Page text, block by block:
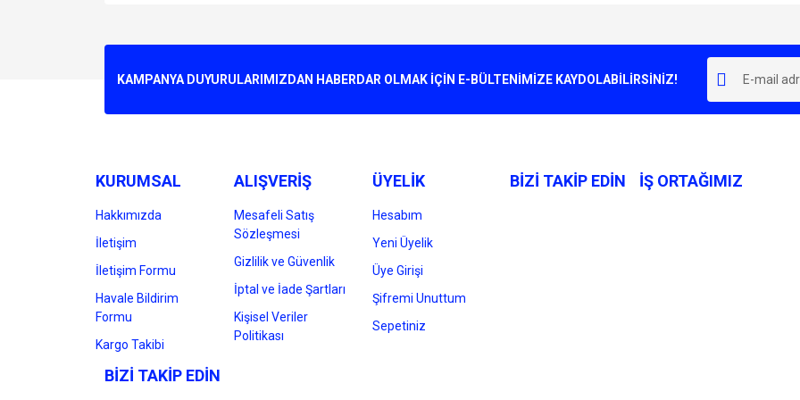
Ürün resmi kalitesiz, bozuk veya görüntülenemiyor.
Bu ürüne benzer farklı alternatifler olmalı.
KAMPANYA DUYURULARIMIZDAN HABERDAR OLMAK İÇİN E-BÜLTENİMİZE KAYDOLABİLİRSİNİZ!
KURUMSAL
Hakkımızda
İletişim
İletişim Formu
Havale Bildirim
Formu
Kargo Takibi
ALIŞVERİŞ
Mesafeli Satış
Sözleşmesi
Gizlilik ve Güvenlik
İptal ve İade Şartları
Kişisel Veriler
Politikası
ÜYELİK
Hesabım
Yeni Üyelik
Üye Girişi
Şifremi Unuttum
Sepetiniz
BİZİ TAKİP EDİN İŞ ORTAĞIMIZ
BİZİ TAKİP EDİN